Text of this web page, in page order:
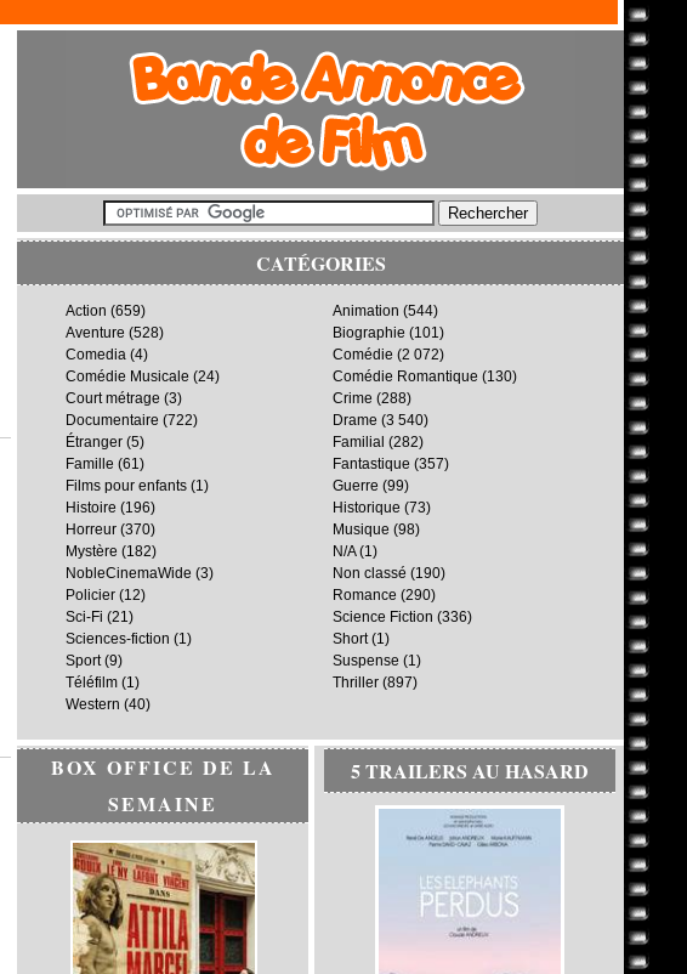
CATÉGORIES
Action (659) Animation (544)
Aventure (528) Biographie (101)
Comedia (4) Comédie (2 072)
Comédie Musicale (24) Comédie Romantique (130)
Court métrage (3) Crime (288)
Documentaire (722) Drame (3 540)
Étranger (5) Familial (282)
Famille (61) Fantastique (357)
Films pour enfants (1) Guerre (99)
Histoire (196) Historique (73)
Horreur (370) Musique (98)
Mystère (182) N/A(1)
NobleCinemaWide (3) Non classé (190)
Policier (12) Romance (290)
Sci-Fi (21) Science Fiction (336)
Sciences-fiction (1) Short(1)
Sport(9) Suspense (1)
Téléfilm (1) Thriller (897)
Western (40)
BOX OFFICE DE LA
SEMAINE
5 TRAILERS AU HASARD